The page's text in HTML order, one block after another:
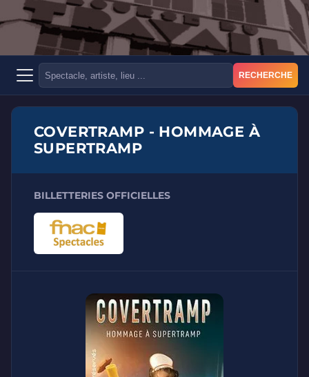
RECHERCHE
COVERTRAMP - HOMMAGE À
SUPERTRAMP
BILLETTERIES OFFICIELLES